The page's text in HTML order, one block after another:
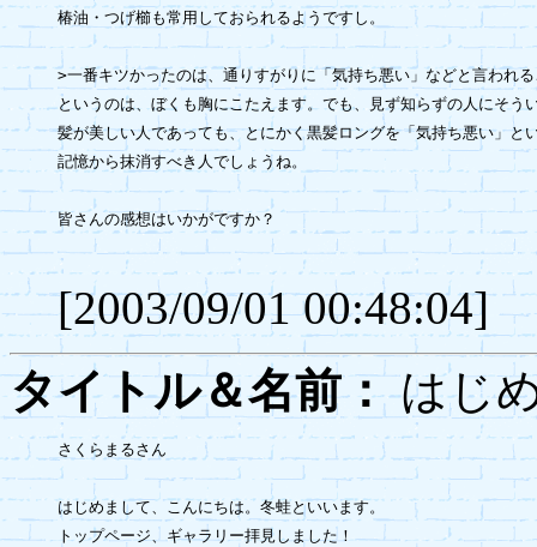
椿油・つげ櫛も常用しておられるようですし。
>一番キツかったのは、通りすがりに「気持ち悪い」などと言われ
というのは、ぼくも胸にこたえます。でも、見ず知らずの人にそう
髪が美しい人であっても、とにかく黒髪ロングを「気持ち悪い」と
記憶から抹消すべき人でしょうね。
皆さんの感想はいかがですか？
[2003/09/01 00:48:04]
タイトル＆名前：は
さくらまるさん
はじめまして、こんにちは。冬蛙といいます。
トップページ、ギャラリー拝見しました！